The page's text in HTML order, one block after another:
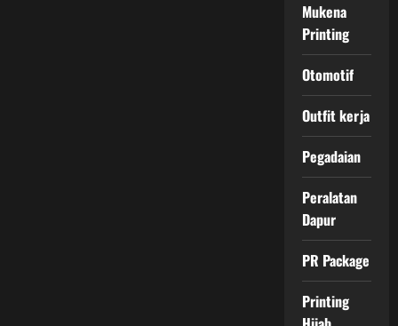
Mukena
Printing
Otomotif
Outfit kerja
Pegadaian
Peralatan
Dapur
PR Package
Printing